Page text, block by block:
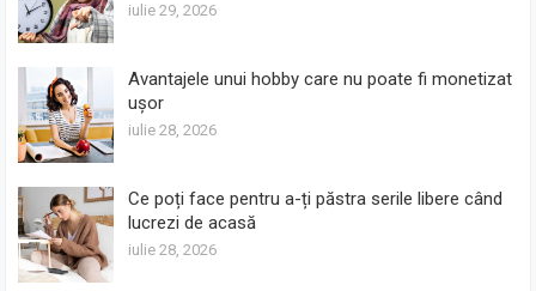
iulie 29, 2026
Avantajele unui hobby care nu poate fi monetizat
ușor
iulie 28, 2026
Ce poți face pentru a-ți păstra serile libere când
lucrezi de acasă
iulie 28, 2026